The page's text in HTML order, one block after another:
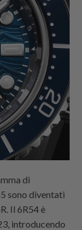
di
sono diventati
Il 6R54 è
introducendo